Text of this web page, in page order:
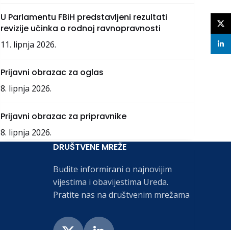
U Parlamentu FBiH predstavljeni rezultati
revizije učinka o rodnoj ravnopravnosti
11. lipnja 2026.
Prijavni obrazac za oglas
8. lipnja 2026.
Prijavni obrazac za pripravnike
8. lipnja 2026.
DRUŠTVENE MREŽE
Budite informirani o najnovijim
vijestima i obavijestima Ureda.
Pratite nas na društvenim mrežama